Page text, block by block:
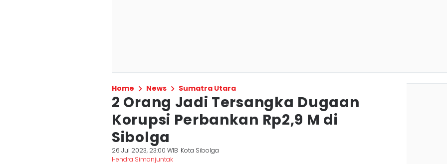
Home News Sumatra Utara
2 Orang Jadi Tersangka Dugaan
Korupsi Perbankan Rp2,9 M di
Sibolga
26 Jul 2023, 23:00 WIB Kota Sibolga
Hendra Simanjuntak